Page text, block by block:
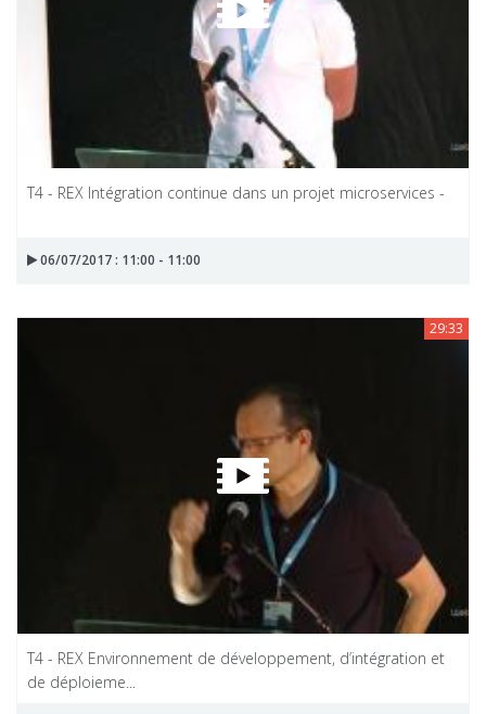
T4 - REX Intégration continue dans un projet microservices -
06/07/2017 : 11:00 - 11:00
29:33
T4 - REX Environnement de développement, d’intégration et
de déploieme...